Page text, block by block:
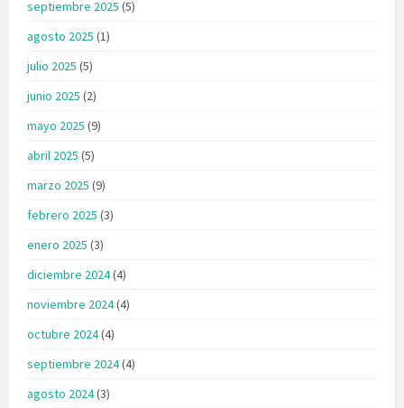
septiembre 2025 (5)
agosto 2025 (1)
julio 2025 (5)
junio 2025 (2)
mayo 2025 (9)
abril 2025 (5)
marzo 2025 (9)
febrero 2025 (3)
enero 2025 (3)
diciembre 2024(4)
noviembre 2024(4)
octubre 2024(4)
septiembre 2024(4)
agosto 2024(3)